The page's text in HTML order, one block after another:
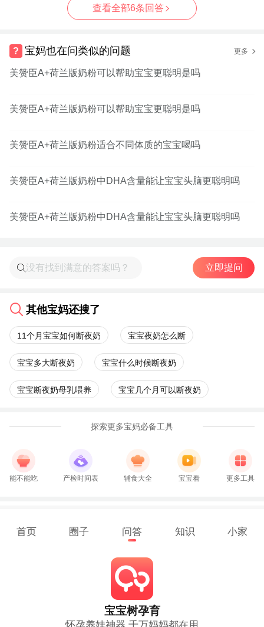
查看全部6条回答
宝妈也在问类似的问题 更多
美赞臣A+荷兰版奶粉可以帮助宝宝更聪明是吗
美赞臣A+荷兰版奶粉可以帮助宝宝更聪明是吗
美赞臣A+荷兰版奶粉适合不同体质的宝宝喝吗
美赞臣A+荷兰版奶粉中DHA含量能让宝宝头脑更聪明吗
美赞臣A+荷兰版奶粉中DHA含量能让宝宝头脑更聪明吗
立即提问
其他宝妈还搜了
11个月宝宝如何断夜奶 宝宝夜奶怎么断
宝宝多大断夜奶 宝宝什么时候断夜奶
宝宝断夜奶母乳喂养 宝宝几个月可以断夜奶
探索更多宝妈必备工具
能不能吃 产检时间表 辅食大全 宝宝看 更多工具
首页 圈子 问答 知识 小家
宝宝树孕育